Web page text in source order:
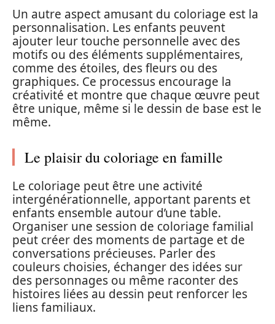
Un autre aspect amusant du coloriage est la
personnalisation. Les enfants peuvent
ajouter leur touche personnelle avec des
motifs ou des éléments supplémentaires,
comme des étoiles, des fleurs ou des
graphiques. Ce processus encourage la
créativité et montre que chaque œuvre peut
être unique, même si le dessin de base est le
même.
Le plaisir du coloriage en famille
Le coloriage peut être une activité
intergénérationnelle, apportant parents et
enfants ensemble autour d’une table.
Organiser une session de coloriage familial
peut créer des moments de partage et de
conversations précieuses. Parler des
couleurs choisies, échanger des idées sur
des personnages ou même raconter des
histoires liées au dessin peut renforcer les
liens familiaux.